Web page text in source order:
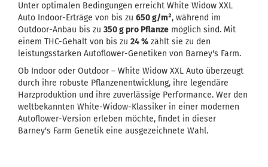
Unter optimalen Bedingungen erreicht White Widow XXL
Auto Indoor-Erträge von bis zu 650 g/m², während im
Outdoor-Anbau bis zu 350 g pro Pflanze möglich sind. Mit
einem THC-Gehalt von bis zu 24 % zählt sie zu den
leistungsstarken Autoflower-Genetiken von Barney's Farm.
Ob Indoor oder Outdoor – White Widow XXL Auto überzeugt
durch ihre robuste Pflanzenentwicklung, ihre legendäre
Harzproduktion und ihre zuverlässige Performance. Wer den
weltbekannten White-Widow-Klassiker in einer modernen
Autoflower-Version erleben möchte, findet in dieser
Barney's Farm Genetik eine ausgezeichnete Wahl.